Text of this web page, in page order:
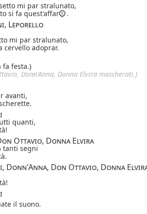
mi par stralunato,
si fa quest'affar
.
Leporello
mi par stralunato,
cervello adoprar.
fa festa.)
Donn'Anna, Donna Elvira mascherati.)
avanti,
quanti,
Ottavio, Donna Elvira
tanti segni
Donn'Anna, Don Ottavio, Donna
il suono.